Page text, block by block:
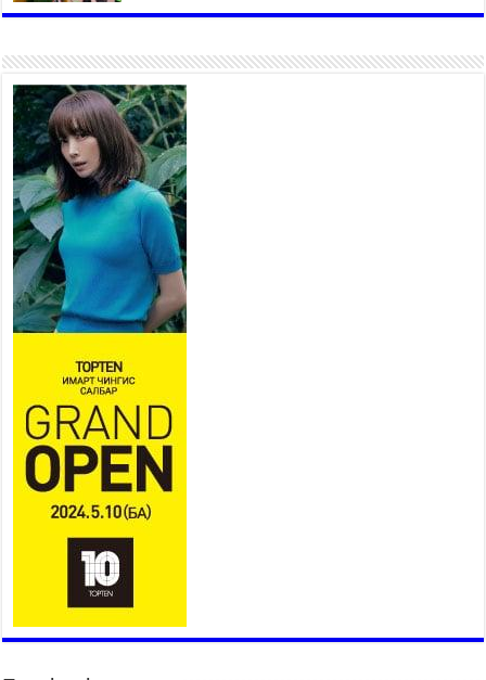
ажиллаж байна
Наадмын амралтын өдрүүдэд
нийслэлийн эрүүл мэндийн
байгууллагууд дараах
хуваарийн дагуу ажиллана
2026 оны 7 сар 15 / 11 цаг 18 минут
Үндэсний их баяр наадам
эхэллээ
2026 оны 7 сар 15 / 11 цаг 14 минут
Үер усны аюулаас сэргийлж, нийслэлийн Онцгой
байдлын газрын 162 алба хаагч үүрэг гүйцэтгэж
байна
2026 оны 7 сар 15 / 11 цаг 07 минут
Үндэсний их сурын харваанд 850 харваач цэц
мэргэнээ сорьж байна
2026 оны 7 сар 15 / 11 цаг 03 минут
Төв цэнгэлдэхийн эргэн тойронд
2026 оны 7 сар 15 / 10 цаг 58 минут
Үндэсний их баяр наадмын шагайн харваа
насанд хүрэгчдийн багийн харваагаар
үргэлжилж байна
2026 оны 7 сар 15 / 10 цаг 52 минут
Үндэсний их баяр наадмын хүчит бөхийн
барилдаан эхэллээ
2026 оны 7 сар 15 / 10 цаг 46 минут
Үндэсний хувцасны өдрийг тохиолдуулан